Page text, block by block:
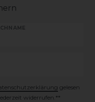
gelesen
widerrufen.**